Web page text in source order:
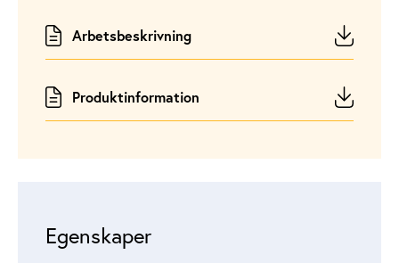
Arbetsbeskrivning
Produktinformation
Egenskaper